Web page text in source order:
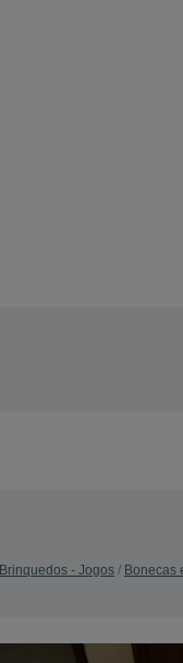
Brinquedos - Jogos Bonecas